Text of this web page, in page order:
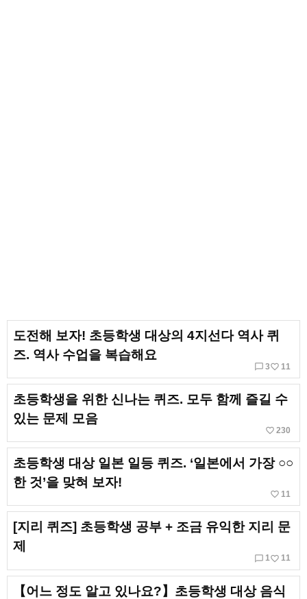
도전해 보자! 초등학생 대상의 4지선다 역사 퀴
즈. 역사 수업을 복습해요
chat_bubble_outline 3favorite_border 11
초등학생을 위한 신나는 퀴즈. 모두 함께 즐길 수
있는 문제 모음
favorite_border 230
초등학생 대상 일본 일등 퀴즈. ‘일본에서 가장 ○○
한 것’을 맞혀 보자!
favorite_border 11
[지리 퀴즈] 초등학생 공부 + 조금 유익한 지리 문
제
chat_bubble_outline 1 favorite_border 11
【어느 정도 알고 있나요?】초등학생 대상 음식